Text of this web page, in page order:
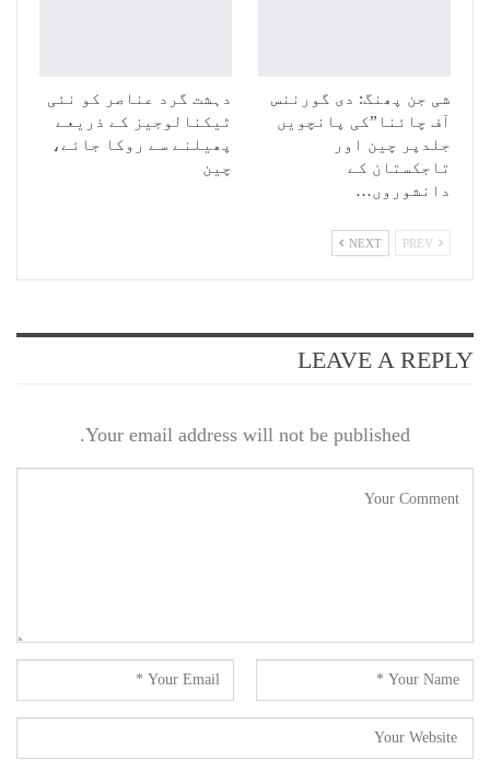
شی جن پھنگ: دی گورننس
آف چائنا”کی پانچویں
جلدپر چین اور
تاجکستان کے
دانشوروں…
دہشت گرد عناصر کو نئی
ٹیکنالوجیز کے ذریعے
پھیلنے سے روکا جائے،
چین
NEXT
LEAVE A REPLY
Your email address will not be published.